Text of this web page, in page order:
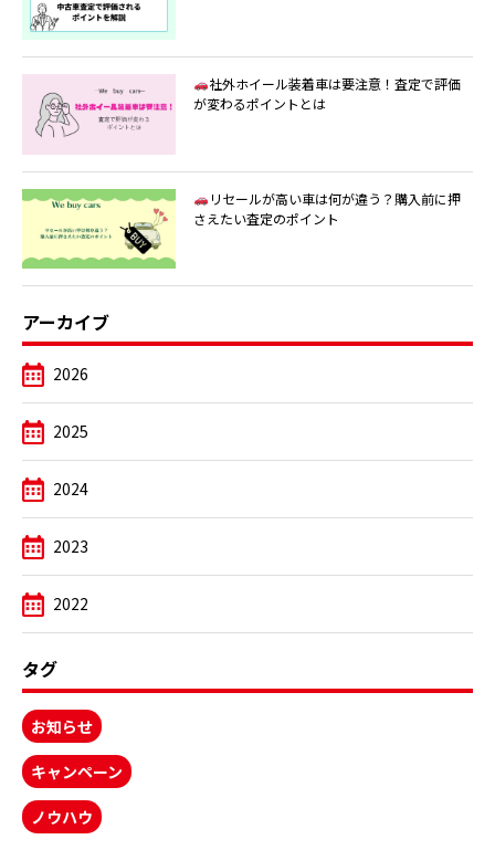
社外ホイール装着車は要注意！査定で評価
が変わるポイントとは
リセールが高い車は何が違う？購入前に押
さえたい査定のポイント
アーカイブ
2026
2025
2024
2023
2022
タグ
お知らせ
キャンペーン
ノウハウ